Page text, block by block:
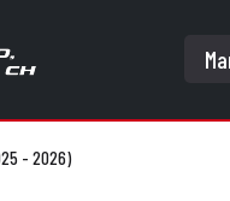
- 2026)